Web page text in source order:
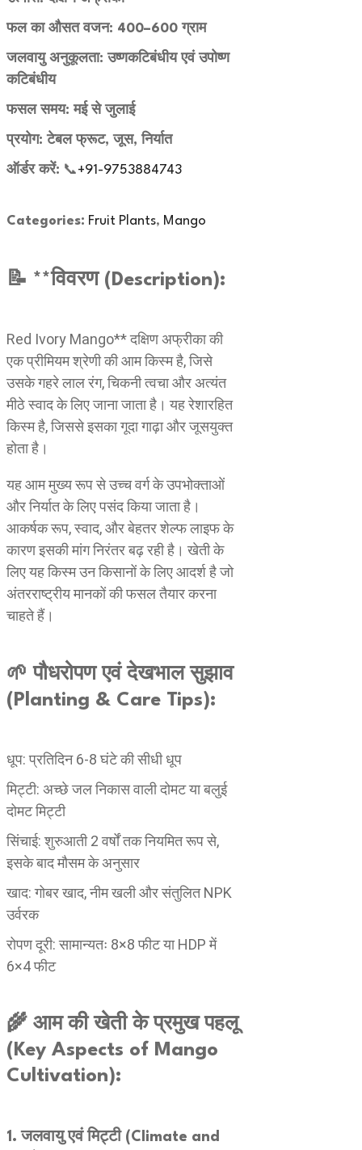
फल का औसत वजन: 400–600 ग्राम
जलवायु अनुकूलता: उष्णकटिबंधीय एवं उपोष्ण
कटिबंधीय
फसल समय: मई से जुलाई
प्रयोग: टेबल फ्रूट, जूस, निर्यात
ऑर्डर करें: 📞+91-9753884743
Categories: Fruit Plants, Mango
📝 **विवरण (Description):
Red Ivory Mango** दक्षिण अफ्रीका की
एक प्रीमियम श्रेणी की आम किस्म है, जिसे
उसके गहरे लाल रंग, चिकनी त्वचा और अत्यंत
मीठे स्वाद के लिए जाना जाता है। यह रेशारहित
किस्म है, जिससे इसका गूदा गाढ़ा और जूसयुक्त
होता है।
यह आम मुख्य रूप से उच्च वर्ग के उपभोक्ताओं
और निर्यात के लिए पसंद किया जाता है।
आकर्षक रूप, स्वाद, और बेहतर शेल्फ लाइफ के
कारण इसकी मांग निरंतर बढ़ रही है। खेती के
लिए यह किस्म उन किसानों के लिए आदर्श है जो
अंतरराष्ट्रीय मानकों की फसल तैयार करना
चाहते हैं।
🌱 पौधरोपण एवं देखभाल सुझाव
(Planting & Care Tips):
धूप: प्रतिदिन 6-8 घंटे की सीधी धूप
मिट्टी: अच्छे जल निकास वाली दोमट या बलुई
दोमट मिट्टी
सिंचाई: शुरुआती 2 वर्षों तक नियमित रूप से,
इसके बाद मौसम के अनुसार
खाद: गोबर खाद, नीम खली और संतुलित NPK
उर्वरक
रोपण दूरी: सामान्यतः 8×8 फीट या HDP में
6×4 फीट
🌾 आम की खेती के प्रमुख पहलू
(Key Aspects of Mango
Cultivation):
1. जलवायु एवं मिट्टी (Climate and